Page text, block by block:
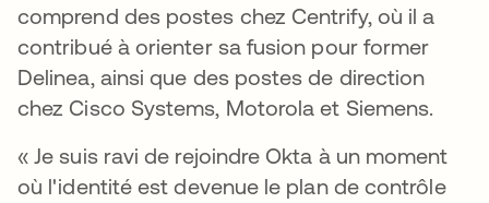
comprend des postes chez Centrify, où il a
contribué à orienter sa fusion pour former
Delinea, ainsi que des postes de direction
chez Cisco Systems, Motorola et Siemens.
« Je suis ravi de rejoindre Okta à un moment
où l'identité est devenue le plan de contrôle